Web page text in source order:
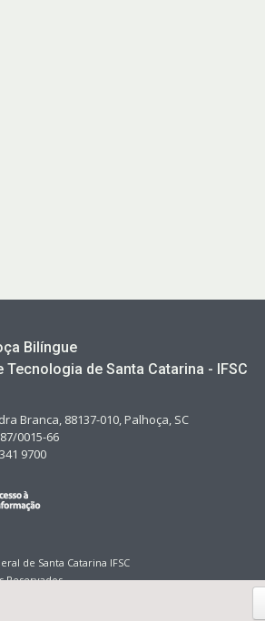
Bilíngue
de Santa Catarina - IFSC
Branca, 88137-010, Palhoça, SC
0015-66
9700
de Santa Catarina IFSC
Reservados.